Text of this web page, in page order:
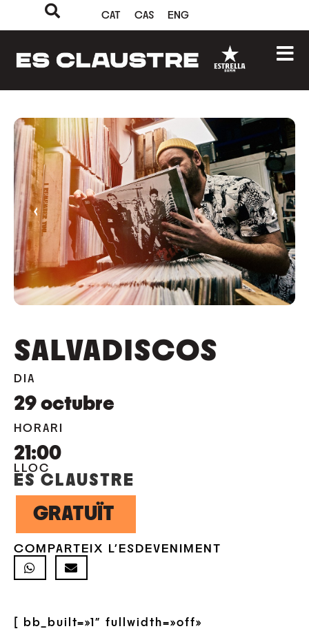
CAT CAS ENG
‹ ›
SALVADISCOS
DIA
29 octubre
HORARI
21:00
LLOC
ES CLAUSTRE
GRATUÏT
COMPARTEIX L'ESDEVENIMENT
[ bb_built=»1″ fullwidth=»off»